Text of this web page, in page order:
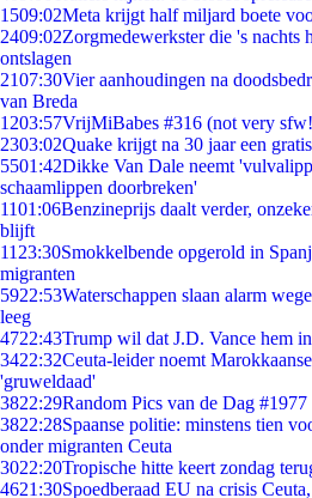
1509:02Meta krijgt half miljard boete
2409:02Zorgmedewerkster die 's nachts
ontslagen
2107:30Vier aanhoudingen na
van Breda
1203:57VrijMiBabes #316 (not very
2303:02Quake krijgt na 30 jaar een
5501:42Dikke Van Dale neemt
schaamlippen doorbreken'
1101:06Benzineprijs daalt verder,
blijft
11 23:30Smokkelbende opgerold in
migranten
5922:53Waterschappen slaan alarm
leeg
4722:43Trump wil dat J.D. Vance hem
3422:32Ceuta-leider noemt
'gruweldaad'
3822:29Random Pics van de Dag #1977
3822:28Spaanse politie: minstens tien
onder migranten Ceuta
3022:20Tropische hitte keert zondag
4621:30Spoedberaad EU na crisis